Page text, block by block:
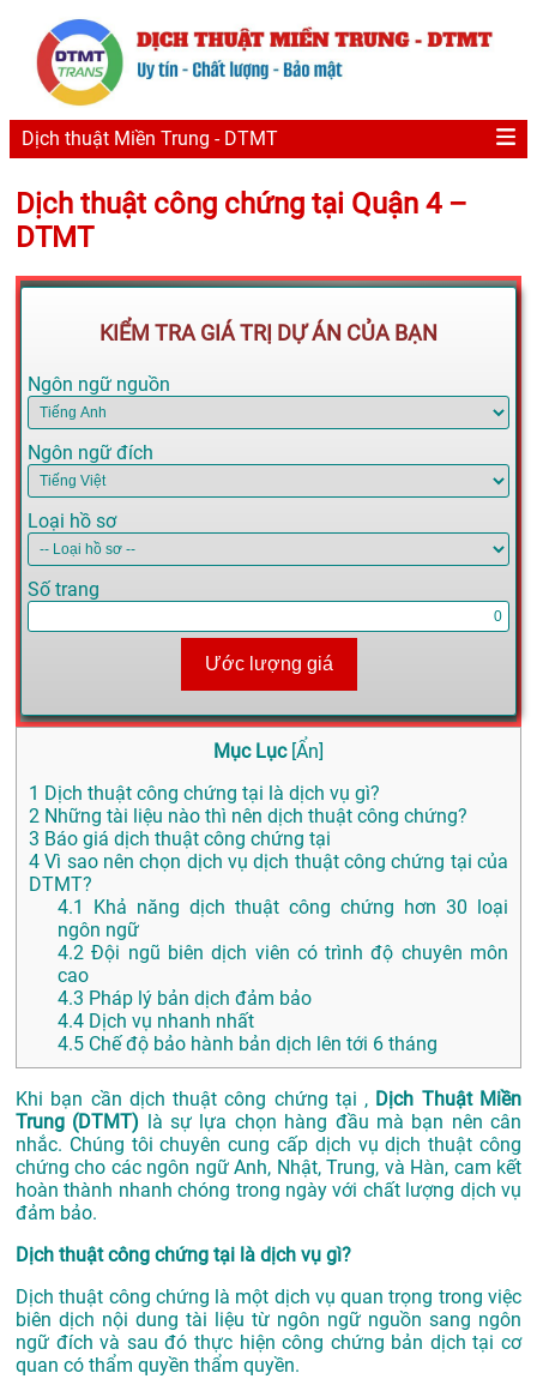
Dịch thuật Miền Trung - DTMT
Dịch thuật công chứng tại Quận 4 –
DTMT
KIỂM TRA GIÁ TRỊ DỰ ÁN CỦA BẠN
Ngôn ngữ nguồn
Ngôn ngữ đích
Loại hồ sơ
Số trang
Ước lượng giá
Mục Lục [Ẩn]
1 Dịch thuật công chứng tại là dịch vụ gì?
2 Những tài liệu nào thì nên dịch thuật công chứng?
3 Báo giá dịch thuật công chứng tại
4 Vì sao nên chọn dịch vụ dịch thuật công chứng tại của
DTMT?
4.1
Khả năng dịch thuật công chứng hơn 30 loại
ngôn ngữ
4.2 Đội ngũ biên dịch viên có trình độ chuyên môn
cao
4.3 Pháp lý bản dịch đảm bảo
4.4 Dịch vụ nhanh nhất
4.5 Chế độ bảo hành bản dịch lên tới 6 tháng
Khi bạn cần dịch thuật công chứng tại , Dịch Thuật Miền
Trung (DTMT) là sự lựa chọn hàng đầu mà bạn nên cân
nhắc. Chúng tôi chuyên cung cấp dịch vụ dịch thuật công
chứng cho các ngôn ngữ Anh, Nhật, Trung, và Hàn, cam kết
hoàn thành nhanh chóng trong ngày với chất lượng dịch vụ
đảm bảo.
Dịch thuật công chứng tại là dịch vụ gì?
Dịch thuật công chứng là một dịch vụ quan trọng trong việc
biên dịch nội dung tài liệu từ ngôn ngữ nguồn sang ngôn
ngữ đích và sau đó thực hiện công chứng bản dịch tại cơ
quan có thẩm quyền thẩm quyền.